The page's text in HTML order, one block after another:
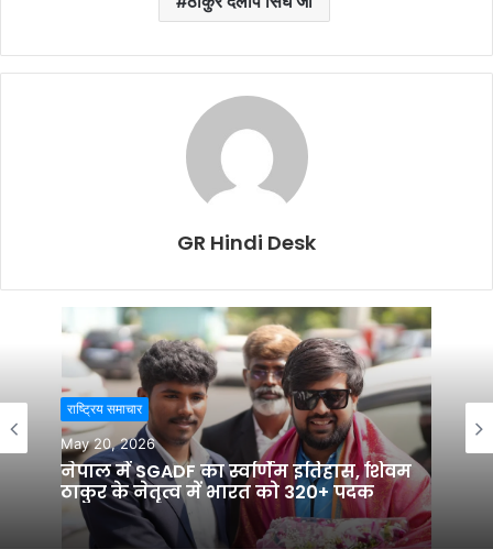
GR Hindi Desk
राष्ट्रिय समाचार
May 20, 2026
नेपाल में SGADF का स्वर्णिम इतिहास, शिवम
ठाकुर के नेतृत्व में भारत को 320+ पदक
राष्ट्रिय समाचार
May 12, 2026